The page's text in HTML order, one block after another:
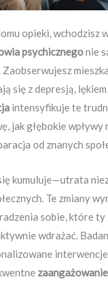
opieki, wchodzisz
psychicznegonie
Zaobserwujesz
się z depresją,
intensyfikuje te
jak głębokie
od znanych
kumuluje—utrata
Te zmiany
sobie, które ty
wdrażać.